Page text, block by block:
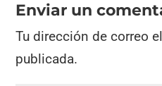
Enviar un
Tu dirección de correo
publicada.